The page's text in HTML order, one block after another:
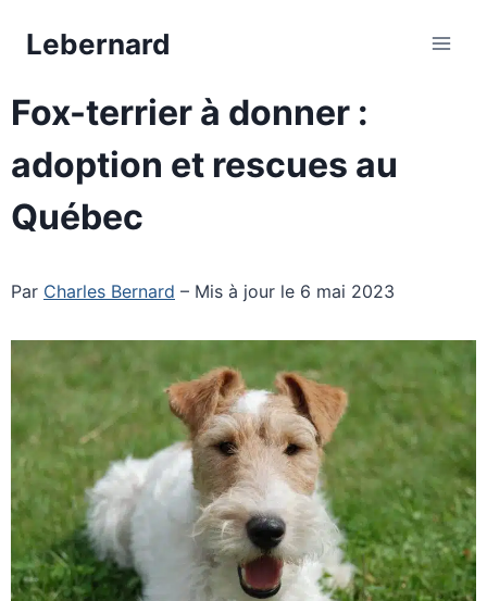
Lebernard
Fox-terrier à donner :
adoption et rescues au
Québec
Par Charles Bernard – Mis à jour le 6 mai 2023